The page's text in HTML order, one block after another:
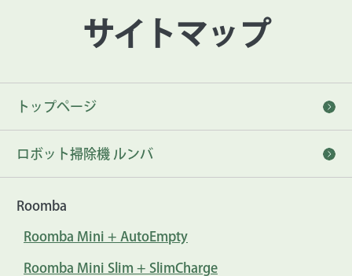
サイトマップ
トップページ
ロボット掃除機 ルンバ
Roomba
Roomba Mini + AutoEmpty
Roomba Mini Slim + SlimCharge